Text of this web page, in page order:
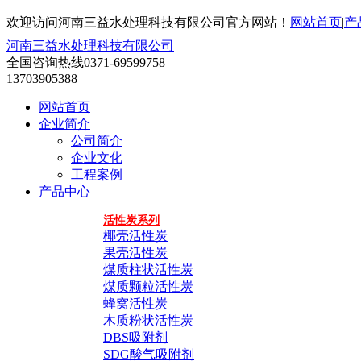
欢迎访问河南三益水处理科技有限公司官方网站！ 网站首页|产
河南三益水处理科技有限公司
全国咨询热线0371-69599758
13703905388
网站首页
企业简介
公司简介
企业文化
工程案例
产品中心
活性炭系列
椰壳活性炭
果壳活性炭
煤质柱状活性炭
煤质颗粒活性炭
蜂窝活性炭
木质粉状活性炭
DBS吸附剂
SDG酸气吸附剂